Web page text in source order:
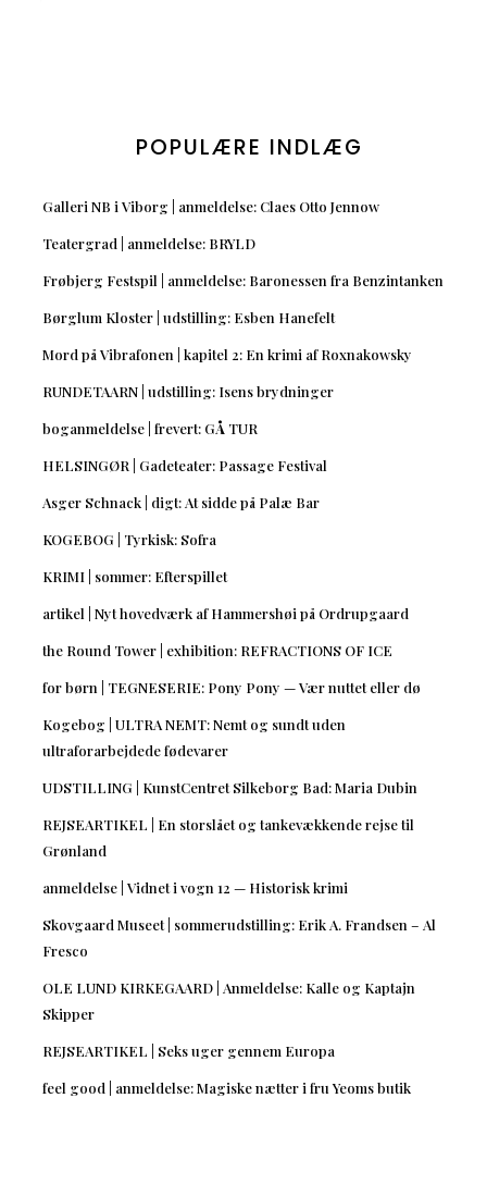
POPULÆRE INDLÆG
Galleri NB i Viborg | anmeldelse: Claes Otto Jennow
Teatergrad | anmeldelse: BRYLD
Frøbjerg Festspil | anmeldelse: Baronessen fra Benzintanken
Børglum Kloster | udstilling: Esben Hanefelt
Mord på Vibrafonen | kapitel 2: En krimi af Roxnakowsky
RUNDETAARN | udstilling: Isens brydninger
boganmeldelse | frevert: GÅ TUR
HELSINGØR | Gadeteater: Passage Festival
Asger Schnack | digt: At sidde på Palæ Bar
KOGEBOG | Tyrkisk: Sofra
KRIMI | sommer: Efterspillet
artikel | Nyt hovedværk af Hammershøi på Ordrupgaard
the Round Tower | exhibition: REFRACTIONS OF ICE
for børn | TEGNESERIE: Pony Pony — Vær nuttet eller dø
Kogebog | ULTRA NEMT: Nemt og sundt uden
ultraforarbejdede fødevarer
UDSTILLING | KunstCentret Silkeborg Bad: Maria Dubin
REJSEARTIKEL | En storslået og tankevækkende rejse til
Grønland
anmeldelse | Vidnet i vogn 12 — Historisk krimi
Skovgaard Museet | sommerudstilling: Erik A. Frandsen – Al
Fresco
OLE LUND KIRKEGAARD | Anmeldelse: Kalle og Kaptajn
Skipper
REJSEARTIKEL | Seks uger gennem Europa
feel good | anmeldelse: Magiske nætter i fru Yeoms butik